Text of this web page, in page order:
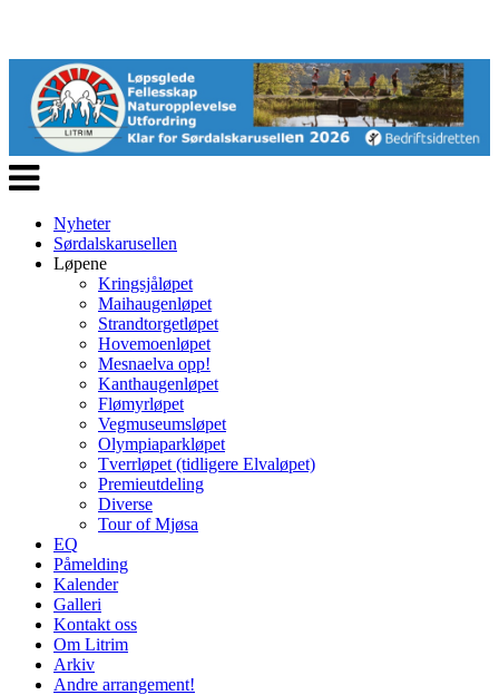
Veksle
navigasjon
Nyheter
Sørdalskarusellen
Løpene
Kringsjåløpet
Maihaugenløpet
Strandtorgetløpet
Hovemoenløpet
Mesnaelva opp!
Kanthaugenløpet
Flømyrløpet
Vegmuseumsløpet
Olympiaparkløpet
Tverrløpet (tidligere Elvaløpet)
Premieutdeling
Diverse
Tour of Mjøsa
EQ
Påmelding
Kalender
Galleri
Kontakt oss
Om Litrim
Arkiv
Andre arrangement!